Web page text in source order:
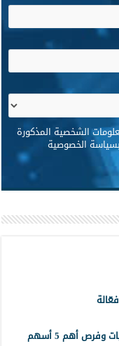
الشخصية المذكورة
الخصوصية